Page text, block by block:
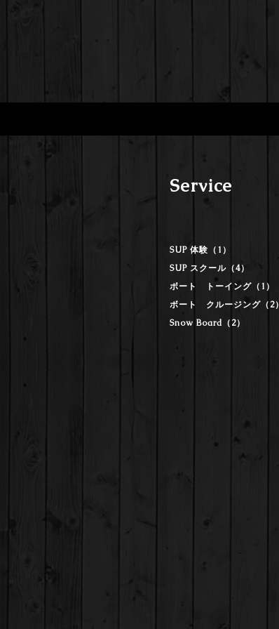
SUP 体験（1）
SUP スクール（4）
ボート トーイング（1）
ボート クルージング（2）
Snow Board（2）
Service